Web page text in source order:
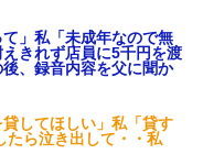
」私「未成年なので無
きれず店員に5千円を渡
、録音内容を父に聞か
貸してほしい」私「貸す
ら泣き出して・・私